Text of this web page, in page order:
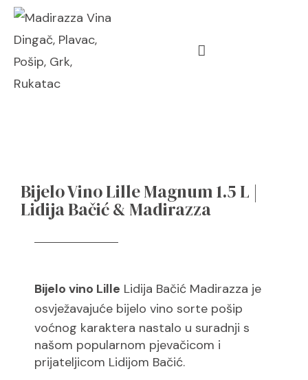
Bijelo Vino Lille Magnum 1.5 L |
Lidija Bačić & Madirazza
Bijelo vino Lille Lidija Bačić Madirazza je
osvježavajuće bijelo vino sorte pošip
voćnog karaktera nastalo u suradnji s
našom popularnom pjevačicom i
prijateljicom Lidijom Bačić.